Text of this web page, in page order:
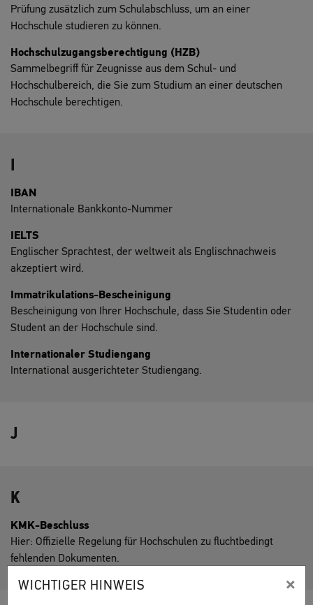
WICHTIGER HINWEIS ×
Prüfung zusätzlich zum Schulabschluss, um an einer
Hochschule studieren zu können.
Hochschulzugangsberechtigung (HZB)
Sammelbegriff für Zeugnisse aus dem Schul- und
Hochschulbereich, die Sie zum Studium an einer deutschen
Hochschule berechtigen.
IBAN
Internationale Bankkonto-Nummer
IELTS
Englischer Sprachtest, der weltweit als Englischnachweis
akzeptiert wird.
Immatrikulations-Bescheinigung
Bescheinigung von Ihrer Hochschule, dass Sie Studentin oder
Student an der Hochschule sind.
Internationaler Studiengang
International ausgerichteter Studiengang.
J
K
KMK-Beschluss
Hier: Offizielle Regelung für Hochschulen zu fluchtbedingt
fehlenden Dokumenten.